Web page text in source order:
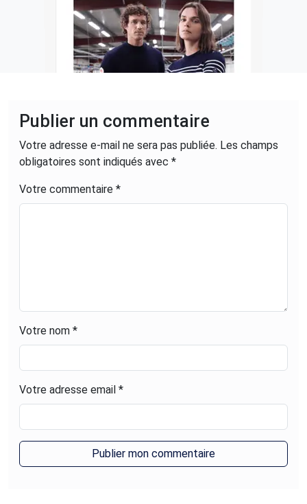
Publier un commentaire
Votre adresse e-mail ne sera pas publiée. Les champs
obligatoires sont indiqués avec *
Votre commentaire *
Votre nom *
Votre adresse email *